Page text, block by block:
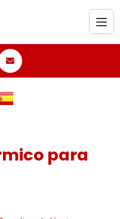
para